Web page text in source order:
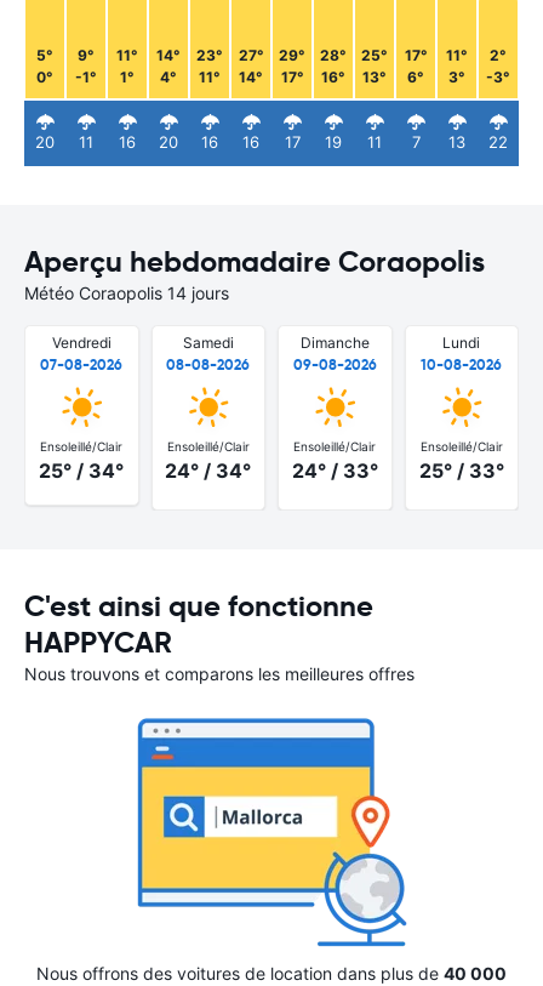
5°
0°
20
9°
-1°
11
11°
1°
16
14°
4°
20
23°
11°
16
27°
14°
16
29°
17°
17
28°
16°
19
25°
13°
11
17°
6°
7
11°
3°
13
2°
-3°
22
Aperçu hebdomadaire Coraopolis
Météo Coraopolis 14 jours
Vendredi
07-08-2026
Ensoleillé/Clair
25° / 34°
Samedi
08-08-2026
Ensoleillé/Clair
24° / 34°
Dimanche
09-08-2026
Ensoleillé/Clair
24° / 33°
Lundi
10-08-2026
Ensoleillé/Clair
25° / 33°
C'est ainsi que fonctionne
HAPPYCAR
Nous trouvons et comparons les meilleures offres
Nous offrons des voitures de location dans plus de 40 000